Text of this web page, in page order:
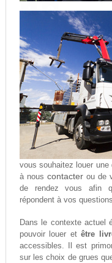
vous souhaitez louer
à nous contacterou de
de rendez vous afin
répondent à vos
Dans le contexte actuel
pouvoir louer etêtre
accessibles. Il est
sur les choix de grues